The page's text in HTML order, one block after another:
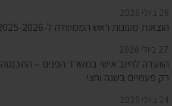
28 ביולי 2026
הוצאות מעונות ראש הממשלה ל-2025-2026
27 ביולי 2026
הוועדה לחיוב אישי במשרד הפנים – התכנסה
רק פעמיים בשנה וחצי
24 ביולי 2026